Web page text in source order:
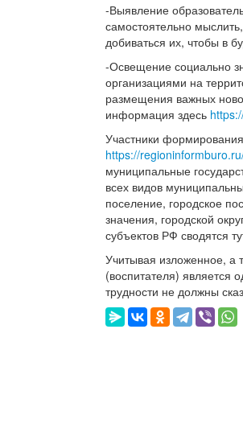
-Выявление
самостоятельно
добиваться их, чтобы в
-Освещение социально
организациями на
размещения важных
информация здесь
Участники
https://
муниципальные
всех видов
поселение, городское
значения, городской
субъектов РФ сводятся
Учитывая изложенное, а
(воспитателя) является
трудности не должны